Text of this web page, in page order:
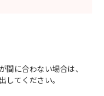
に合わない場合は、
てください。